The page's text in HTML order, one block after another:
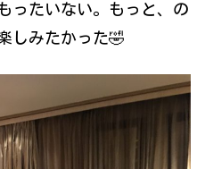
ったいない。もっと、の
しみたかった🤣